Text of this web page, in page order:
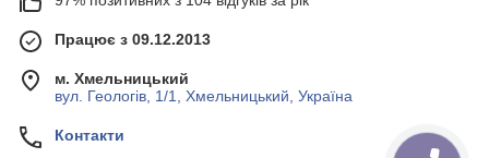
Працює з 09.12.2013
м. Хмельницький
вул. Геологів, 1/1, Хмельницький, Україна
Контакти